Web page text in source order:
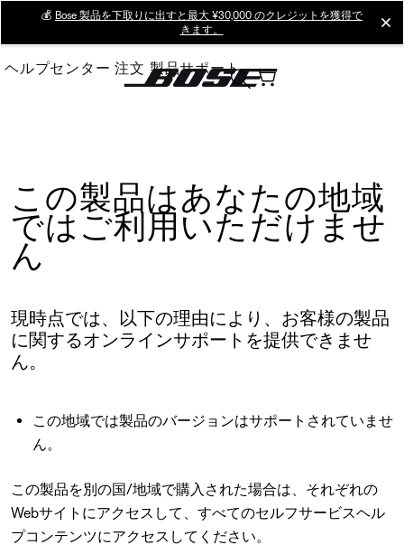
Main
💰 Bose 製品を下取りに出すと最大 ¥30,000 のクレジットを獲得で
きます。
ヘルプセンター 注文 製品サポート
この製品はあなたの地域
ではご利用いただけませ
ん
現時点では、以下の理由により、お客様の製品
に関するオンラインサポートを提供できませ
ん。
この地域では製品のバージョンはサポートされていませ
ん。
この製品を別の国/地域で購入された場合は、それぞれの
Webサイトにアクセスして、すべてのセルフサービスヘル
プコンテンツにアクセスしてください。